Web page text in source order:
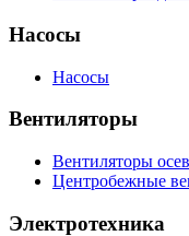
Насосы
Насосы
Вентиляторы
Вентиляторы
Центробежные
Электротехника